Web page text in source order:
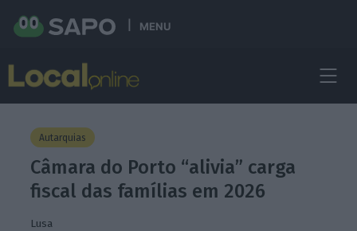
MENU
Autarquias
Câmara do Porto “alivia” carga
fiscal das famílias em 2026
Lusa